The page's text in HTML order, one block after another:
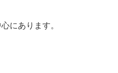
にあります。